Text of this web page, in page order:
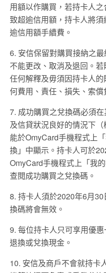
用額以作購買，若持卡人
致超逾信用額，持卡人將
逾信用額手續費。
6. 安信保留對購買接納之
不能更改、取消及退回。
任何解釋及毋須因持卡人
何費用、責任、損失、索償
7. 成功購買之兌換碼必須
及信貸狀況良好的情況下
能於OmyCard手機程式上
換」中顯示。持卡人可於
OmyCard手機程式上「我
查閱成功購買之兌換碼。
8. 持卡人須於2020年6月
換碼將會無效。
9. 每位持卡人只可享用優
退換或兌換現金。
10. 安信及商戶不會就持卡